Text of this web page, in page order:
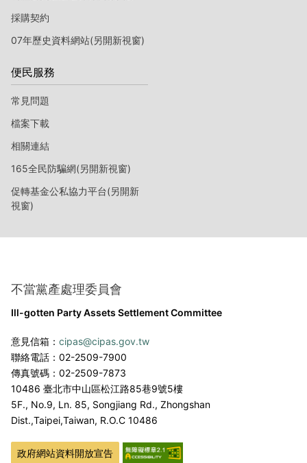
採購契約
07年歷史資料網站(另開新視窗)
便民服務
常見問題
檔案下載
相關連結
165全民防騙網(另開新視窗)
促轉基金公私協力平台(另開新
視窗)
不當黨產處理委員會
Ill-gotten Party Assets Settlement Committee
意見信箱： cipas@cipas.gov.tw
聯絡電話：02-2509-7900
傳真號碼：02-2509-7873
10486 臺北市中山區松江路85巷9號5樓
5F., No.9, Ln. 85, Songjiang Rd., Zhongshan
Dist.,Taipei,Taiwan, R.O.C 10486
政府網站資料開放宣告